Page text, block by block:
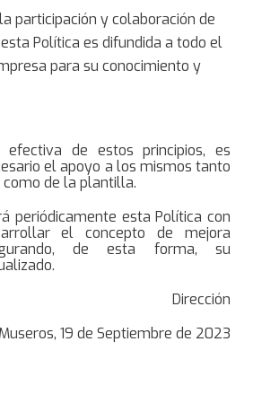
participación y colaboración de
Política es difundida a todo el
para su conocimiento y
efectiva de estos principios, es
el apoyo a los mismos tanto
de la plantilla.
periódicamente esta Política con
el concepto de mejora
de esta forma, su
Dirección
Museros, 19 de Septiembre de 2023